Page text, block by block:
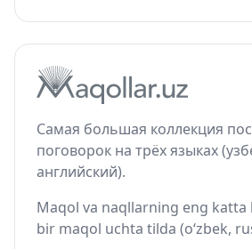
Самая большая коллекция
поговорок на трёх языках
английский).
Maqol va naqllarning eng katta
bir maqol uchta tilda (o‘zbek,